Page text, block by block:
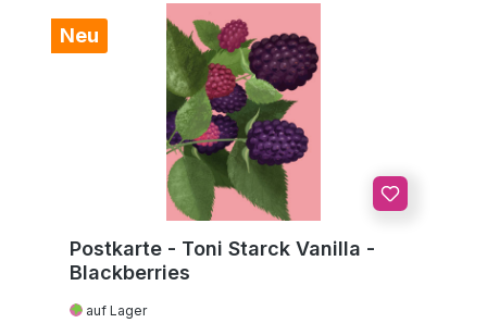
Neu
Postkarte - Toni Starck Vanilla -
Blackberries
auf Lager